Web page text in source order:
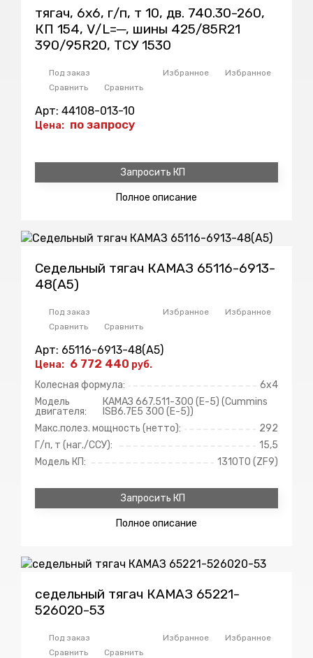
тягач, 6х6, г/п, т 10, дв. 740.30-260,
КП 154, V/L=─, шины 425/85R21
390/95R20, ТСУ 1530
Под заказ Избранное
Избранное
Сравнить
Сравнить
Арт: 44108-013-10
Цена: по запросу
Запросить КП
Полное описание
Седельный тягач КАМАЗ 65116-6913-
48(A5)
Под заказ Избранное
Избранное
Сравнить
Сравнить
Арт: 65116-6913-48(A5)
Цена: 6 772 440 руб.
Колесная формула:
6х4
Модель
двигателя:
КАМАЗ 667.511-300 (Е-5) (Cummins
ISB6.7E5 300 (Е-5))
Макс.полез. мощность (нетто):
292
Г/п, т (наг./ССУ):
15,5
Модель КП:
1310ТО (ZF9)
Запросить КП
Полное описание
седельный тягач КАМАЗ 65221-
526020-53
Под заказ Избранное
Избранное
Сравнить
Сравнить